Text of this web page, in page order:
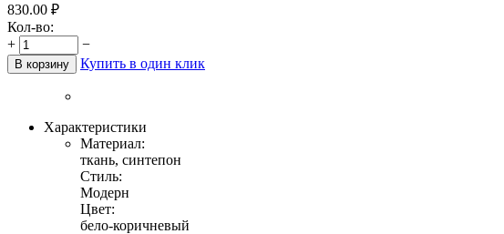
830.00 ₽
Кол-во:
+
−
В корзину Купить в один клик
Характеристики
Материал:
ткань, синтепон
Стиль:
Модерн
Цвет:
бело-коричневый